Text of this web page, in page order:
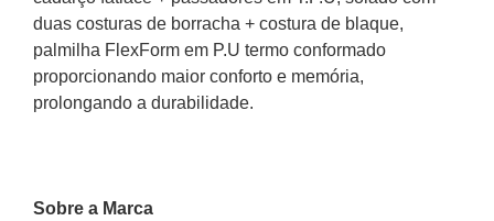
duas costuras de borracha + costura de blaque,
palmilha FlexForm em P.U termo conformado
proporcionando maior conforto e memória,
prolongando a durabilidade.
Sobre a Marca